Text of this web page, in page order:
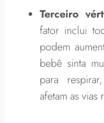
Terceiro
fator inclui
podem
bebê sinta
para
afetam as vias